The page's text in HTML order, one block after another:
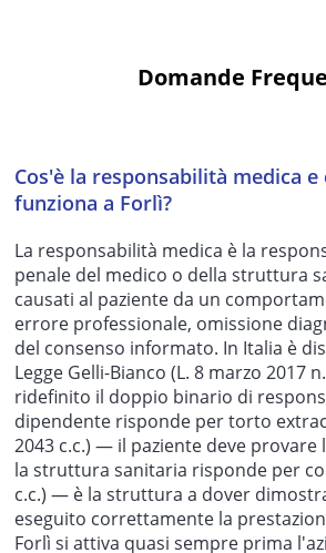
Domande
Cos'è la responsabilità medica e
funziona a Forlì?
La responsabilità medica è la
penale del medico o della struttura
causati al paziente da un
errore professionale, omissione
del consenso informato. In Italia è
Legge Gelli-Bianco (L. 8 marzo 2017
ridefinito il doppio binario di
dipendente risponde per torto
2043 c.c.) — il paziente deve
la struttura sanitaria risponde per
c.c.) — è la struttura a dover
eseguito correttamente la
Forlì si attiva quasi sempre prima